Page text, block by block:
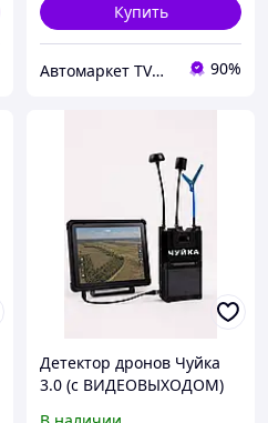
Купить
Автомаркет TVMusic 90%
Детектор дронов Чуйка
3.0 (с ВИДЕОВЫХОДОМ)